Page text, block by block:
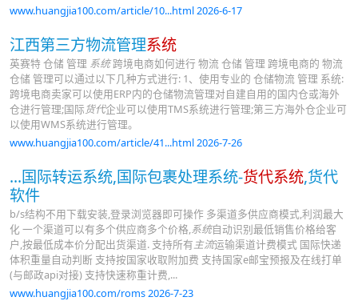
www.huangjia100.com/article/10...html 2026-6-17
江西第三方物流管理系统
英赛特 仓储 管理 系统跨境电商如何进行 物流 仓储 管理 跨境电商的 物流
仓储 管理可以通过以下几种方式进行: 1、使用专业的 仓储物流 管理 系统:
跨境电商卖家可以使用ERP内的仓储物流管理对自建自用的国内仓或海外
仓进行管理;国际 货代企业可以使用TMS系统进行管理;第三方海外仓企业可
以使用WMS系统进行管理。
www.huangjia100.com/article/41...html 2026-7-26
...国际转运系统,国际包裹处理系统-货代系统,货代
软件
b/s结构不用下载安装,登录浏览器即可操作 多渠道多供应商模式,利润最大
化 一个渠道可以有多个供应商多个价格,系统自动识别最低销售价格给客
户,按最低成本价分配出货渠道. 支持所有主流运输渠道计费模式 国际快递
体积重量自动判断 支持按国家收取附加费 支持国家e邮宝预报及在线打单
(与邮政api对接) 支持快速称重计费,...
www.huangjia100.com/roms 2026-7-23